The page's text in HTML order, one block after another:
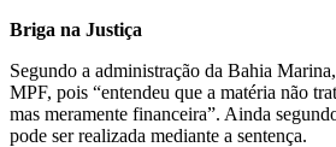
Briga na Justiça
Segundo a administração da Bahia
MPF, pois “entendeu que a matéria não
mas meramente financeira”. Ainda
pode ser realizada mediante a sentença.